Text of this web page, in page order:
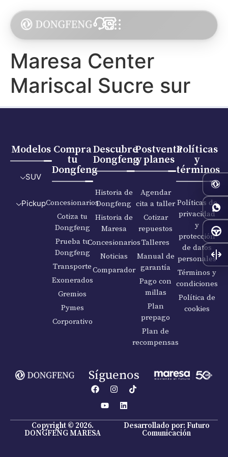
Maresa Center
Mariscal Sucre sur
Modelos
SUV
Pickup
Compra
tu
Dongfeng
Concesionarios
Cotiza tu
Dongfeng
Prueba tu
Dongfeng
Transporte
Exonerados
Gremios
Pymes
Corporativo
Descubre
Dongfeng
Historia de
Dongfeng
Historia de
Maresa
Concesionarios
Noticias
Comparador
Postventa
y planes
Agendar
cita a taller
Cotizar
repuestos
Talleres
Manual de
garantía
Pago con
millas
Plan
prepago
Plan de
recompensas
Políticas
y
términos
Políticas de
privacidad
y
protección
de datos
personales
Términos y
condiciones
Política de
cookies
Síguenos
Copyright © 2026.
DONGFENG MARESA
Desarrollado por: Futuro
Comunicación